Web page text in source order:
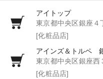
アイトップ
東京都中央区銀座４
[化粧品店]
アインズ＆トルペ
東京都中央区銀座西
[化粧品店]